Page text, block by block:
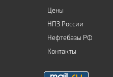
Цены
НПЗ России
Нефтебазы РФ
Контакты